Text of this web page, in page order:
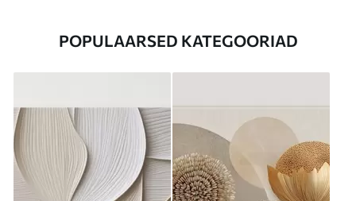
POPULAARSED KATEGOORIAD